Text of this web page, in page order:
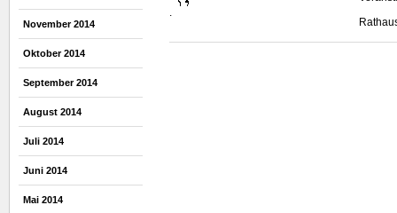
November 2014
Oktober 2014
September 2014
August 2014
Juli 2014
Juni 2014
Mai 2014
.